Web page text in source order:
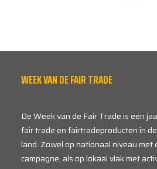
WEEK VAN DE FAIR TRADE
De Week van de Fair Trade is een
fair trade en fairtradeproducten in
land. Zowel op nationaal niveau met
campagne, als op lokaal vlak met